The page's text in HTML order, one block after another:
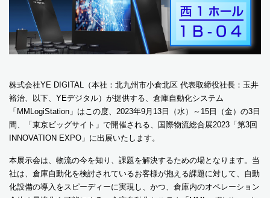
株式会社YE DIGITAL（本社：北九州市小倉北区 代表取締役社長：玉井
裕治、以下、YEデジタル）が提供する、倉庫自動化システム
「MMLogiStation」はこの度、2023年9月13日（水）～15日（金）の3日
間、「東京ビッグサイト」で開催される、国際物流総合展2023「第3回
INNOVATION EXPO」に出展いたします。
本展示会は、物流の今を知り、課題を解決するための場となります。当
社は、倉庫自動化を検討されているお客様が抱える課題に対して、自動
化設備の導入をスピーディーに実現し、かつ、倉庫内のオペレーション